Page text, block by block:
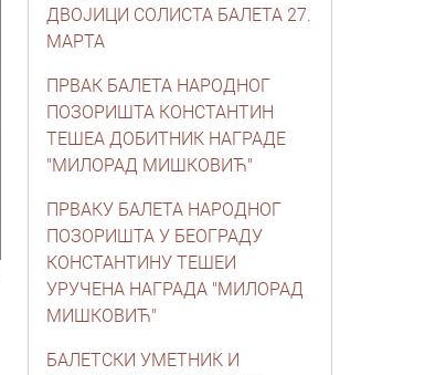
ДВОЈИЦИ СОЛИСТА БАЛЕТА 27.
МАРТА
ПРВАК БАЛЕТА НАРОДНОГ
ПОЗОРИШТА КОНСТАНТИН
ТЕШЕА ДОБИТНИК НАГРАДЕ
"МИЛОРАД МИШКОВИЋ"
ПРВАКУ БАЛЕТА НАРОДНОГ
ПОЗОРИШТА У БЕОГРАДУ
КОНСТАНТИНУ ТЕШЕИ
УРУЧЕНА НАГРАДА "МИЛОРАД
МИШКОВИЋ"
БАЛЕТСКИ УМЕТНИК И